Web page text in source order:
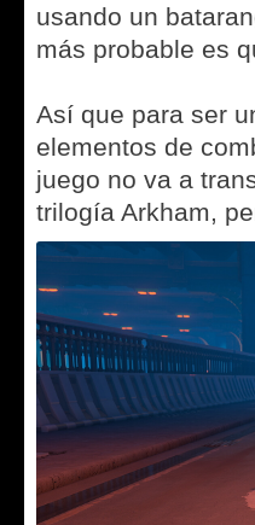
usando un
más probable es
Así que para ser
elementos de
juego no va a
trilogía Arkham,